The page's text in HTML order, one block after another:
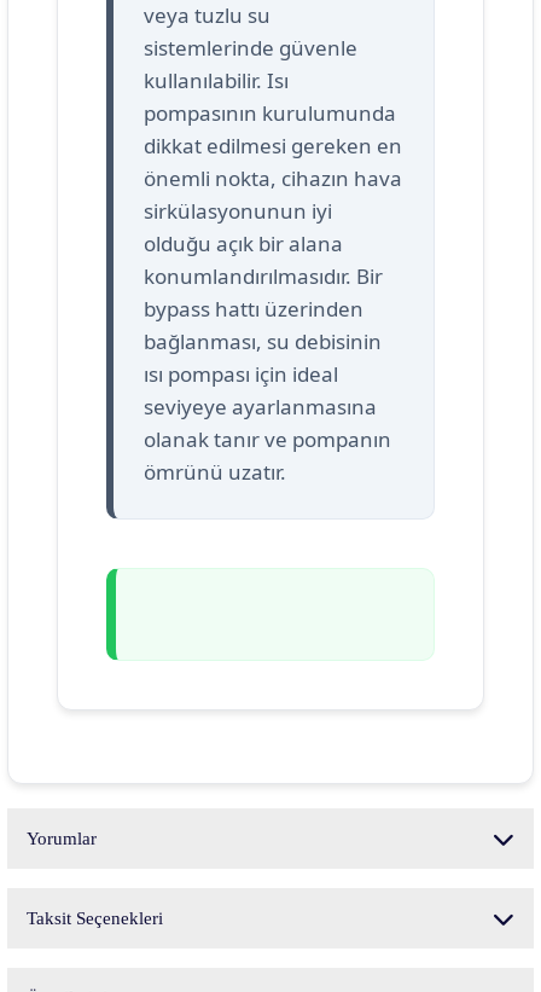
veya tuzlu su
sistemlerinde güvenle
kullanılabilir. Isı
pompasının kurulumunda
dikkat edilmesi gereken en
önemli nokta, cihazın hava
sirkülasyonunun iyi
olduğu açık bir alana
konumlandırılmasıdır. Bir
bypass hattı üzerinden
bağlanması, su debisinin
ısı pompası için ideal
seviyeye ayarlanmasına
olanak tanır ve pompanın
ömrünü uzatır.
Yorumlar
Taksit Seçenekleri